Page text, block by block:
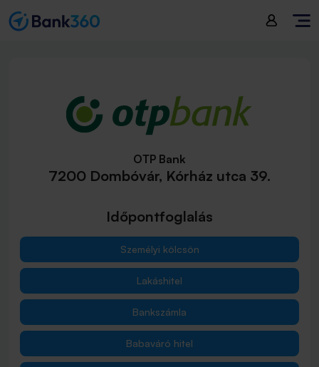
OTP Bank
7200 Dombóvár, Kórház utca 39.
Időpontfoglalás
Személyi kölcsön
Lakáshitel
Bankszámla
Babaváró hitel